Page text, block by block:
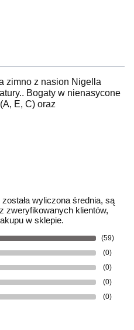
zimno z nasion Nigella
Bogaty w nienasycone
E, C) oraz
wyliczona średnia, są
zweryfikowanych klientów,
w sklepie.
(59)
(0)
(0)
(0)
(0)